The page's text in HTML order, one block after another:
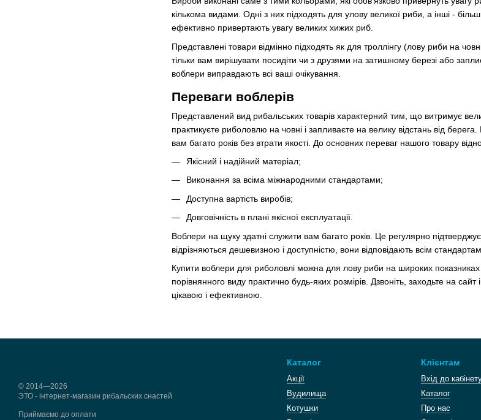
кількома видами. Одні з них підходять для улову великої риби, а інші -
ефективно привертають увагу великих хижих риб.
Представлені товари відмінно підходять як для троллінгу (лову риби на
тільки вам вирішувати посидіти чи з друзями на затишному березі або
воблери виправдають всі ваші очікування.
Переваги воблерів
Представлений вид рибальських товарів характерний тим, що витримує
практикуєте риболовлю на човні і запливаєте на велику відстань від
вам багато років без втрати якості. До основних переваг нашого товару
Якісний і надійний матеріал;
Виконання за всіма міжнародними стандартами;
Доступна вартість виробів;
Довговічність в плані якісної експлуатації.
Воблери на щуку здатні служити вам багато років. Це регулярно
відрізняються дешевизною і доступністю, вони відповідають всім стандартам
Купити воблери для риболовлі можна для лову риби на широких
порівнянного виду практично будь-яких розмірів. Дзвоніть, заходьте на
цікавою і ефективною.
© 2014—2026
ЭТО - інтернет-магазин рибальских снастей
Приймаємо до оплати
Каталог
Акції
Вудилища
Котушки
Клієнтам
Вхід до
Каталог
Про нас